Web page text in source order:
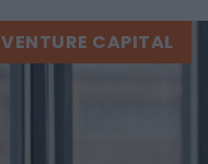
VENTURE CAPITAL